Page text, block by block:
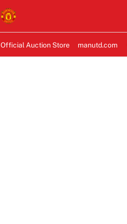
Official Auction Store manutd.com